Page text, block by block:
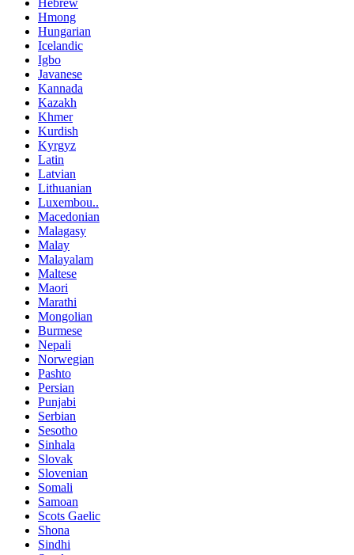
Hmong
Hungarian
Icelandic
Igbo
Javanese
Kannada
Kazakh
Khmer
Kurdish
Kyrgyz
Latin
Latvian
Lithuanian
Luxembou..
Macedonian
Malagasy
Malay
Malayalam
Maltese
Maori
Marathi
Mongolian
Burmese
Nepali
Norwegian
Pashto
Persian
Punjabi
Serbian
Sesotho
Sinhala
Slovak
Slovenian
Somali
Samoan
Scots Gaelic
Shona
Sindhi